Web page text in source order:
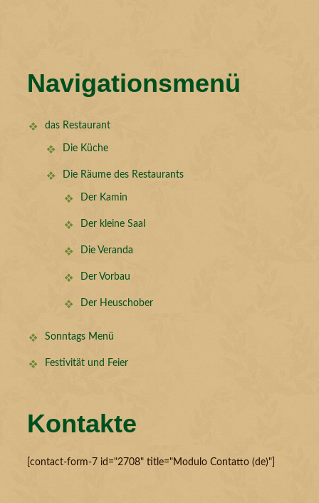
Navigationsmenü
das Restaurant
Die Küche
Die Räume des Restaurants
Der Kamin
Der kleine Saal
Die Veranda
Der Vorbau
Der Heuschober
Sonntags Menü
Festivität und Feier
Kontakte
[contact-form-7 id="2708" title="Modulo Contatto (de)"]